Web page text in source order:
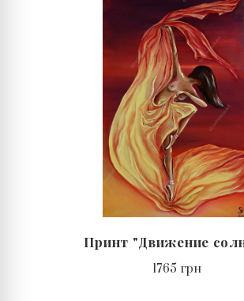
Принт "Движение
1765 грн